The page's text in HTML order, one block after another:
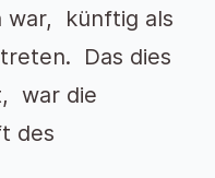
war, künftig als
Das dies
war die
des